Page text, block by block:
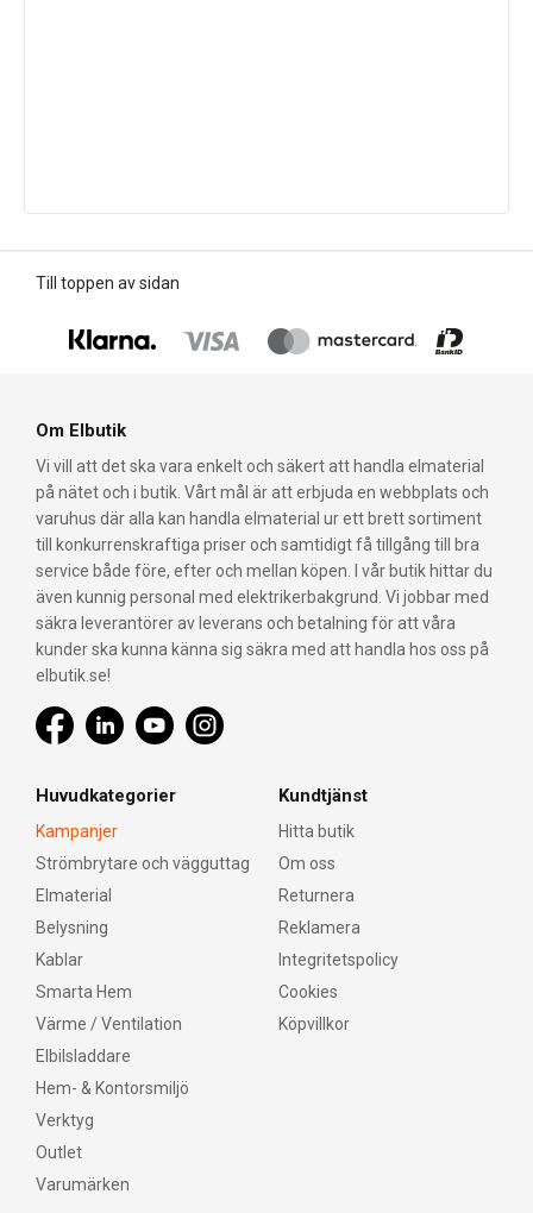
Till toppen av sidan
Om Elbutik
Vi vill att det ska vara enkelt och säkert att handla elmaterial
på nätet och i butik. Vårt mål är att erbjuda en webbplats och
varuhus där alla kan handla elmaterial ur ett brett sortiment
till konkurrenskraftiga priser och samtidigt få tillgång till bra
service både före, efter och mellan köpen. I vår butik hittar du
även kunnig personal med elektrikerbakgrund. Vi jobbar med
säkra leverantörer av leverans och betalning för att våra
kunder ska kunna känna sig säkra med att handla hos oss på
elbutik.se!
Huvudkategorier
Kampanjer
Strömbrytare och vägguttag
Elmaterial
Belysning
Kablar
Smarta Hem
Värme / Ventilation
Elbilsladdare
Hem- & Kontorsmiljö
Verktyg
Outlet
Varumärken
Kundtjänst
Hitta butik
Om oss
Returnera
Reklamera
Integritetspolicy
Cookies
Köpvillkor